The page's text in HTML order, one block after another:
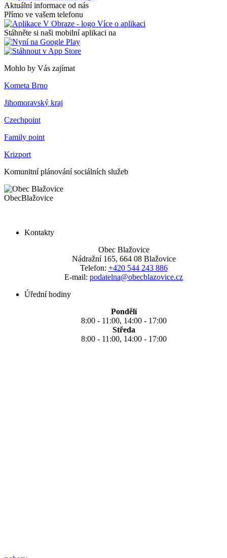
Aktuální informace od nás
Přímo ve vašem telefonu
Více o aplikaci
Stáhněte si naši mobilní aplikaci na
Mohlo by Vás zajímat
Kometa Brno
Jihomoravský kraj
Czechpoint
Family point
Krizport
Komunitní plánování sociálních služeb
ObecBlažovice
Kontakty
Obec Blažovice
Nádražní 165, 664 08 Blažovice
Telefon: +420 544 243 886
E-mail: podatelna@obecblazovice.cz
Úřední hodiny
Pondělí
8:00 - 11:00, 14:00 - 17:00
Středa
8:00 - 11:00, 14:00 - 17:00